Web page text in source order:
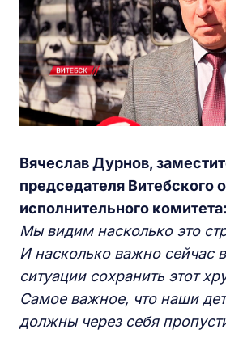
Вячеслав Дурнов,
председателя Витебского
исполнительного комитета:
Мы видим насколько это
И насколько важно сейчас
ситуации сохранить этот
Самое важное, что наши
должны через себя